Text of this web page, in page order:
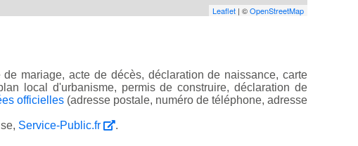
Leaflet | ©OpenStreetMap
mariage, acte de décès, déclaration de naissance, carte
local d'urbanisme, permis de construire, déclaration de
officielles (adresse postale, numéro de téléphone, adresse
Service-Public.fr .